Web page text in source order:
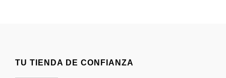
TU TIENDA DE CONFIANZA